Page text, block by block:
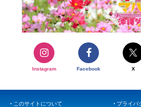
Instagram Facebook X
このサイトについて プライバ